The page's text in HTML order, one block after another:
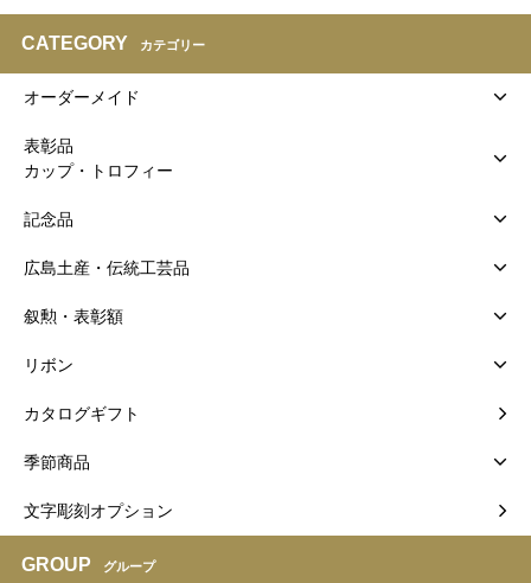
CATEGORY カテゴリー
オーダーメイド
表彰品
カップ・トロフィー
記念品
広島土産・伝統工芸品
叙勲・表彰額
リボン
カタログギフト
季節商品
文字彫刻オプション
GROUP グループ